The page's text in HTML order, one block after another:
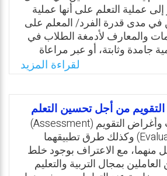
Twitter
Email
عملية التعلم على أنها عملية
في مدى قدرة الفرد/ المعلم على
والمعارف لأدمغة الطلاب في
جامدة وثابتة، أو عبر مراعاة
بشكل ظاهري فقط عن طريق
وتعدد الوسائل التعليمية
التعليمية للطلاب كل
بحت، دون العمل مع الفرق
في المدرسة من أخصائيين
وغيرهم لإجراء مجموعة من
للتعرف على الإمكانات
سواء معرفيًا أو سلوكيًا حيث
أولًا بمحتوى المنهج دون النظر إلى
لقراءة المزيد
التقويم من أجل تحسين التعلم
تتعدد تعريفات وأغراض التقويم (Assessment)
والتقييم (Evaluation) وكذلك طرق تطبيقهما
منهما، مع الاعتراف بوجود خلط
بمجال التربية والتعليم